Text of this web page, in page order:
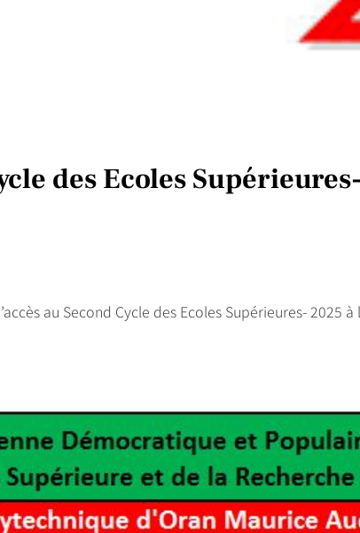
des Ecoles
au Second Cycle des Ecoles Supérieures- 2025 à